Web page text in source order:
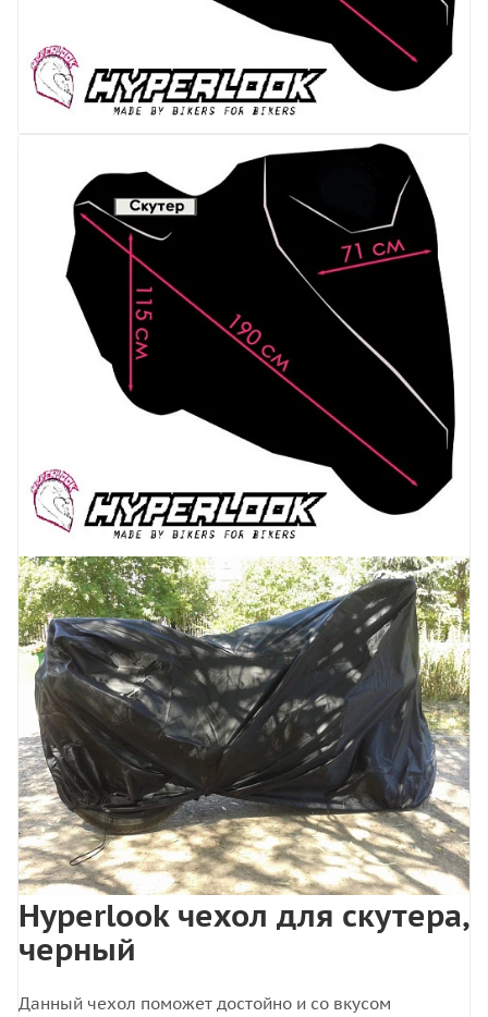
Hyperlook чехол для скутера,
черный
Данный чехол поможет достойно и со вкусом